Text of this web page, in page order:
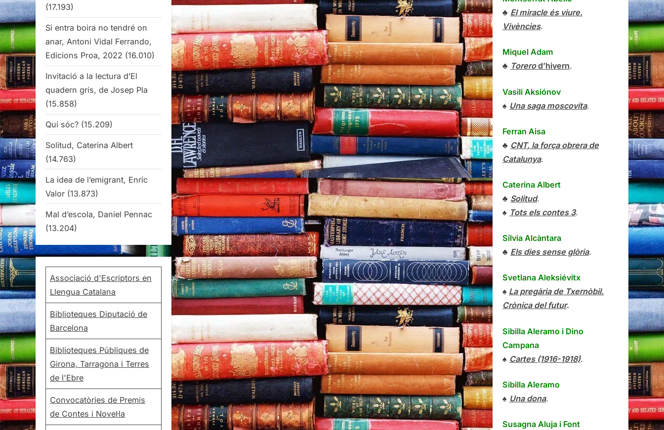
(17.193)
Si entra boira no tendré on
anar, Antoni Vidal Ferrando,
Edicions Proa, 2022 (16.010)
Invitació a la lectura d’El
quadern gris, de Josep Pla
(15.858)
Qui sóc? (15.209)
Solitud, Caterina Albert
(14.763)
La idea de l’emigrant, Enric
Valor (13.873)
Mal d’escola, Daniel Pennac
(13.204)
Associació d'Escriptors en
Llengua Catalana
Biblioteques Diputació de
Barcelona
Biblioteques Públiques de
Girona, Tarragona i Terres
de l'Ebre
Convocatòries de Premis
de Contes i Novel·la
♣ El miracle és viure.
Vivències.
Miquel Adam
♣ Torerod’hivern.
Vasili Aksiónov
♠ Una saga moscovita.
Ferran Aisa
♣ CNT, la força obrera de
Catalunya.
Caterina Albert
♣ Solitud.
♠ Tots els contes 3.
Sílvia Alcàntara
♣ Els dies sense glòria.
Svetlana Aleksiévitx
♠ La pregària de Txernòbil.
Crònica del futur.
Sibilla Aleramo i Dino
Campana
♠ Cartes (1916-1918).
Sibilla Aleramo
♠ Una dona.
Susagna Aluja i Font